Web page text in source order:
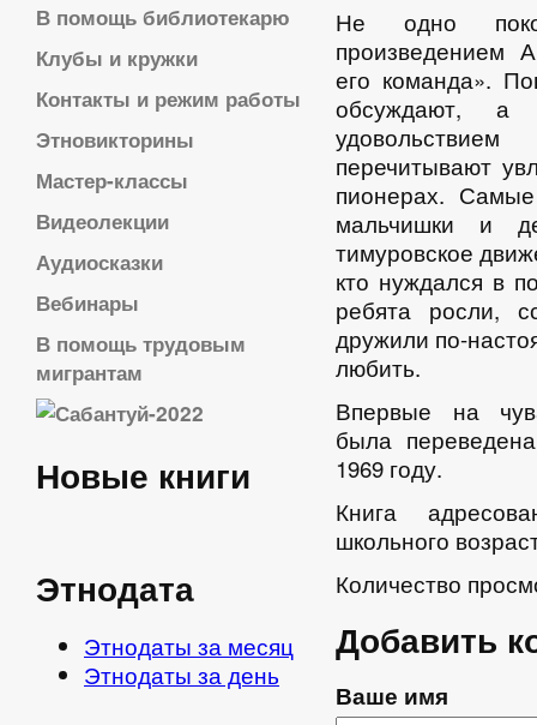
Не одно
произведением
его команда».
обсуждают, а
перечитывают
пионерах.
мальчишки и
тимуровское
кто нуждался в
ребята росли,
дружили по-
любить.
Впервые на
была
1969 году.
Книга
школьного
Количество
Добавить
Ваше имя
В помощь библиотекарю
Клубы и кружки
Контакты и режим работы
Этновикторины
Мастер-классы
Видеолекции
Аудиосказки
Вебинары
В помощь трудовым
мигрантам
Новые книги
Этнодата
Этнодаты за месяц
Этнодаты за день